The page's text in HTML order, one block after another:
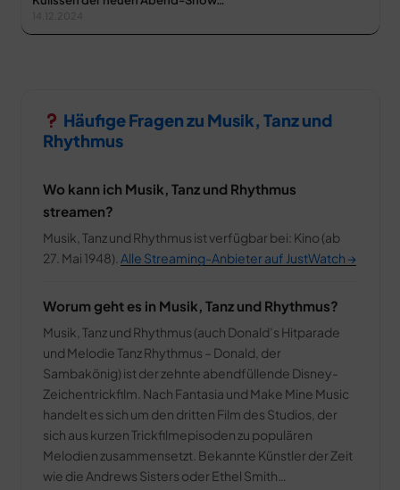
Häufige Fragen zu Musik, Tanz und
Rhythmus
Wo kann ich Musik, Tanz und Rhythmus
streamen?
Musik, Tanz und Rhythmus ist verfügbar bei: Kino (ab
27. Mai 1948). Alle Streaming-Anbieter auf JustWatch →
Worum geht es in Musik, Tanz und Rhythmus?
Musik, Tanz und Rhythmus (auch Donald’s Hitparade
und Melodie Tanz Rhythmus – Donald, der
Sambakönig) ist der zehnte abendfüllende Disney-
Zeichentrickfilm. Nach Fantasia und Make Mine Music
handelt es sich um den dritten Film des Studios, der
sich aus kurzen Trickfilmepisoden zu populären
Melodien zusammensetzt. Bekannte Künstler der Zeit
wie die Andrews Sisters oder Ethel Smith…